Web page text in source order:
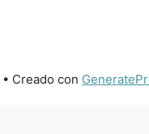
• Creado con